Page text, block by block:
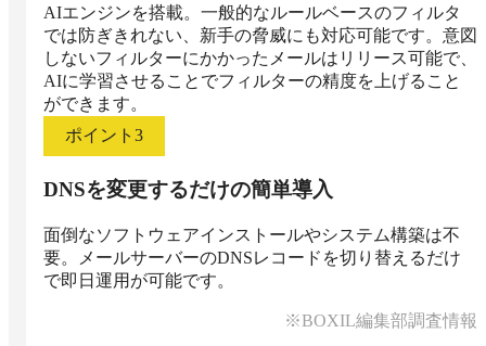
AIエンジンを搭載。一般的なルールベースのフィルタ
では防ぎきれない、新手の脅威にも対応可能です。意図
しないフィルターにかかったメールはリリース可能で、
AIに学習させることでフィルターの精度を上げること
ができます。
ポイント 3
DNSを変更するだけの簡単導入
面倒なソフトウェアインストールやシステム構築は不
要。メールサーバーのDNSレコードを切り替えるだけ
で即日運用が可能です。
※BOXIL編集部調査情報